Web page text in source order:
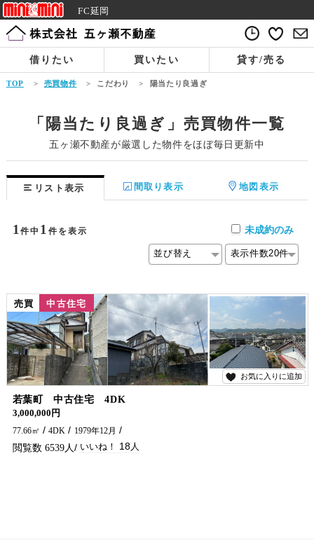
FC延岡
借りたい 買いたい 貸す/売る
TOP > 売買物件 > こだわり > 陽当たり良過ぎ
「陽当たり良過ぎ」売買物件一覧
五ヶ瀬不動産が厳選した物件をほぼ毎日更新中
リスト表示 間取り表示 地図表示
1件中 1件を表示 未成約のみ
売買 中古住宅
お気に入りに追加
若葉町 中古住宅 4DK
3,000,000円
77.66㎡
4DK 1979年12月
6539 18